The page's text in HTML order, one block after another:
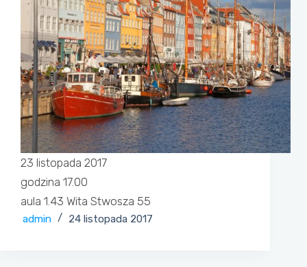
23 listopada 2017
godzina 17.00
aula 1.43 Wita Stwosza 55
admin 24 listopada 2017